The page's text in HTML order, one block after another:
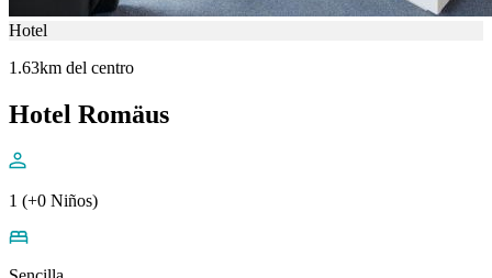
Hotel
1.63km del centro
Hotel Romäus
1 (+0 Niños)